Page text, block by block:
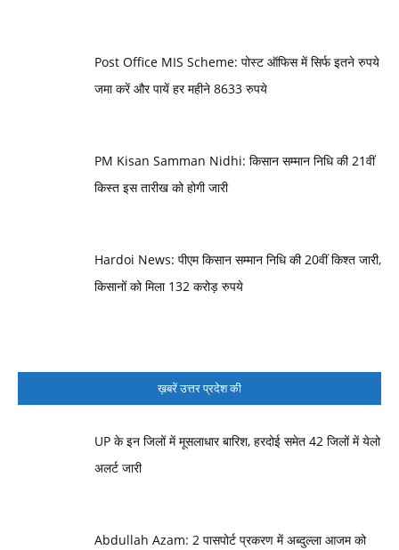
Post Office MIS Scheme: पोस्ट ऑफिस में सिर्फ इतने रुपये
जमा करें और पायें हर महीने 8633 रुपये
PM Kisan Samman Nidhi: किसान सम्मान निधि की 21वीं
किस्त इस तारीख को होगी जारी
Hardoi News: पीएम किसान सम्मान निधि की 20वीं किश्त जारी,
किसानों को मिला 132 करोड़ रुपये
ख़बरें उत्तर प्रदेश की
UP के इन जिलों में मूसलाधार बारिश, हरदोई समेत 42 जिलों में येलो
अलर्ट जारी
Abdullah Azam: 2 पासपोर्ट प्रकरण में अब्दुल्ला आजम को